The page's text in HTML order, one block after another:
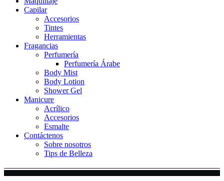
Capilar
Accesorios
Tintes
Herramientas
Fragancias
Perfumería
Perfumería Árabe
Body Mist
Body Lotion
Shower Gel
Manicure
Acrílico
Accesorios
Esmalte
Contáctenos
Sobre nosotros
Tips de Belleza